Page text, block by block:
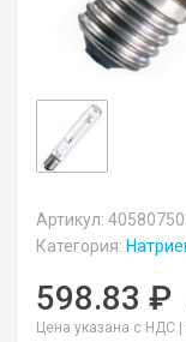
Артикул:
Категория:
598.83 ₽
Цена указана с НДС |